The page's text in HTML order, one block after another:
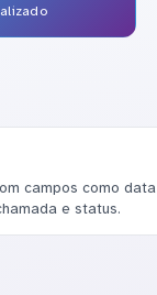
campos como data
e status.